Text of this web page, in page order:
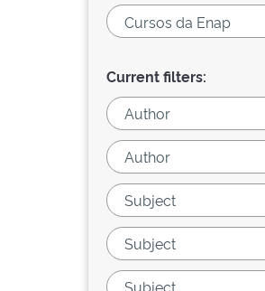
Current filters: